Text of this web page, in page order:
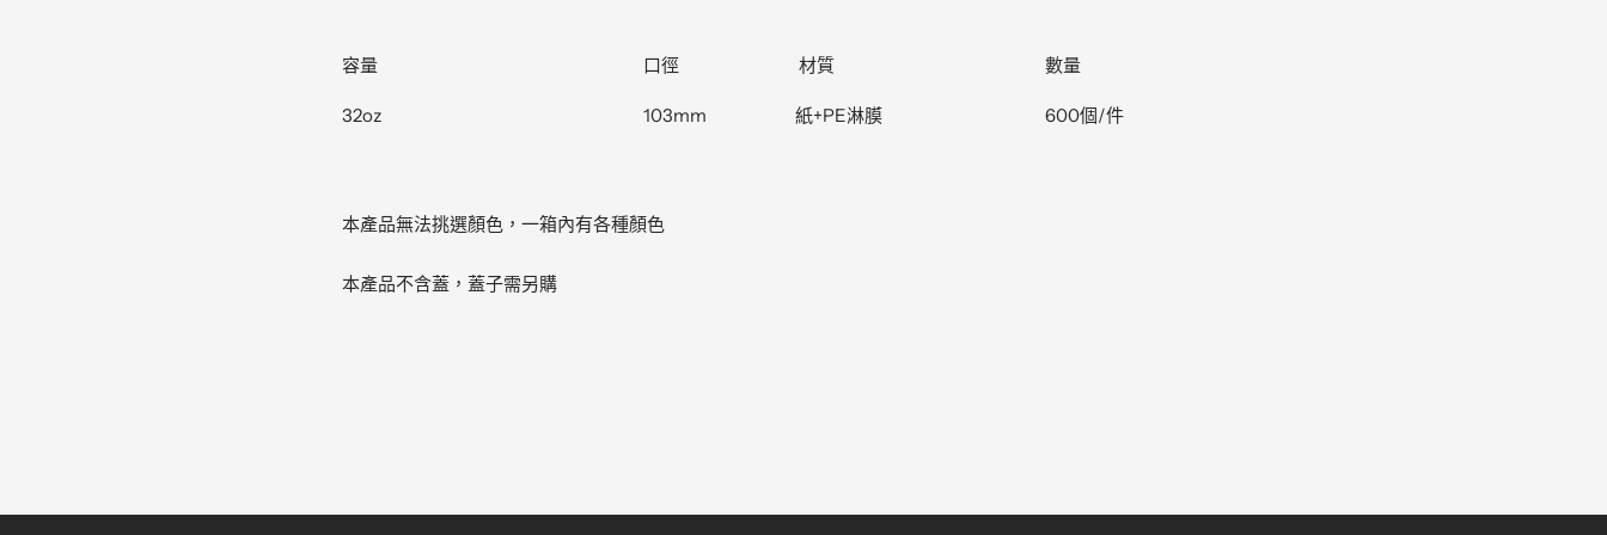
容量 口徑 材質 數量
32oz 103mm 紙+PE淋膜 600個/件
本產品無法挑選顏色，一箱內有各種顏色
本產品不含蓋，蓋子需另購